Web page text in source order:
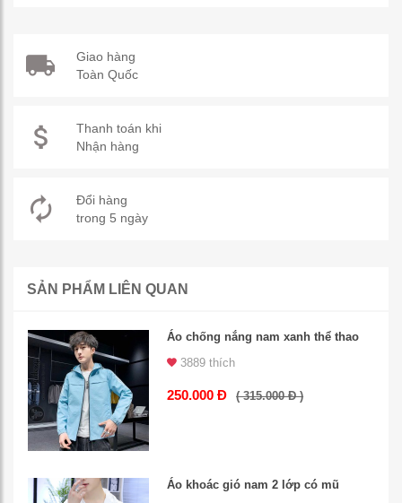
Giao hàng
Toàn Quốc
Thanh toán khi
Nhận hàng
Đổi hàng
trong 5 ngày
SẢN PHẨM LIÊN QUAN
Áo chống nắng nam xanh thể thao
3889 thích
250.000 Đ ( 315.000 Đ )
Áo khoác gió nam 2 lớp có mũ